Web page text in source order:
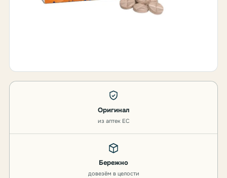
Оригинал
из аптек ЕС
Бережно
довезём в целости